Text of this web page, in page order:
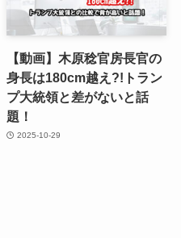
【動画】木原稔官房長官の
身長は180cm越え?!トラン
プ大統領と差がないと話
題！
2025-10-29